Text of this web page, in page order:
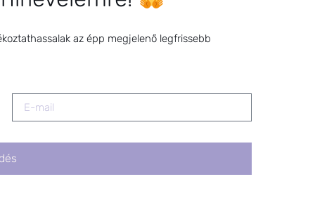
az épp megjelenő legfrissebb